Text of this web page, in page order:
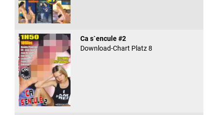
Ca s`encule #2
Download-Chart Platz 8